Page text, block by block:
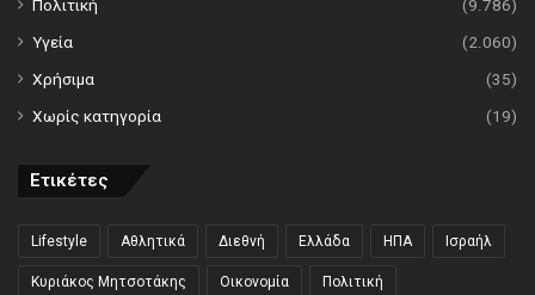
Πολιτική
(9.786)
Υγεία
(2.060)
Χρήσιμα
(35)
Χωρίς κατηγορία
(19)
Ετικέτες
Lifestyle Αθλητικά Διεθνή Ελλάδα ΗΠΑ Ισραήλ
Κυριάκος Μητσοτάκης Οικονομία Πολιτική